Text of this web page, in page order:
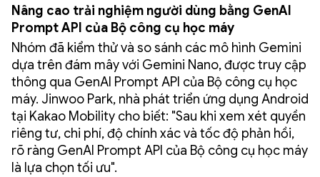
Nâng cao trải nghiệm người dùng bằng GenAI
Prompt API của Bộ công cụ học máy
Nhóm đã kiểm thử và so sánh các mô hình Gemini
dựa trên đám mây với Gemini Nano, được truy cập
thông qua GenAI Prompt API của Bộ công cụ học
máy. Jinwoo Park, nhà phát triển ứng dụng Android
tại Kakao Mobility cho biết: "Sau khi xem xét quyền
riêng tư, chi phí, độ chính xác và tốc độ phản hồi,
rõ ràng GenAI Prompt API của Bộ công cụ học máy
là lựa chọn tối ưu".